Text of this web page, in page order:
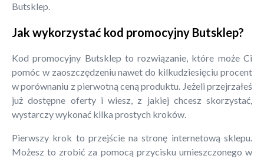
Butsklep.
Jak wykorzystać kod promocyjny Butsklep?
Kod promocyjny Butsklep to rozwiązanie, które może Ci
pomóc w zaoszczędzeniu nawet do kilkudziesięciu procent
w porównaniu z pierwotną ceną produktu. Jeżeli przejrzałeś
już dostępne oferty i wiesz, z jakiej chcesz skorzystać,
wystarczy wykonać kilka prostych kroków.
Pierwszy krok to przejście na stronę internetową sklepu.
Możesz to zrobić za pomocą przycisku umieszczonego w